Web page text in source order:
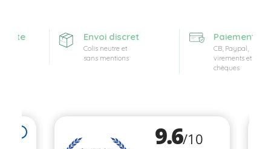
Envoi discret
Colis neutre et
sans mentions
Paiement
CB, Paypal,
virements et
chèques